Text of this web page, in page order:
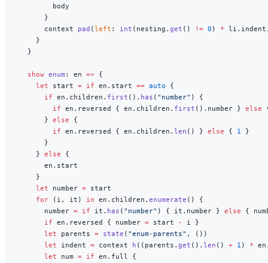
        body
      }
      context
pad (left : int (nesting. get () != 0 ) *
    }
  }
  show
enum : en => {
    let
start = if en.start == auto {
      if
en.children. first (). has ( "number" ) {
        if
en.reversed { en.children. first ().number } else
      }
else {
        if
en.reversed { en.children. len () } else { 1 }
      }
    }
else {
      en.start
    }
    let
number = start
    for
(i, it) in en.children. enumerate () {
      number
= if it. has ( "number" ) { it.number } else {
      if
en.reversed { number = start -
i }
      let
parents = state ( "enum-parents" , ())
      let
indent = context h ((parents. get (). len () + 1 ) *
      let
num = if en.full {